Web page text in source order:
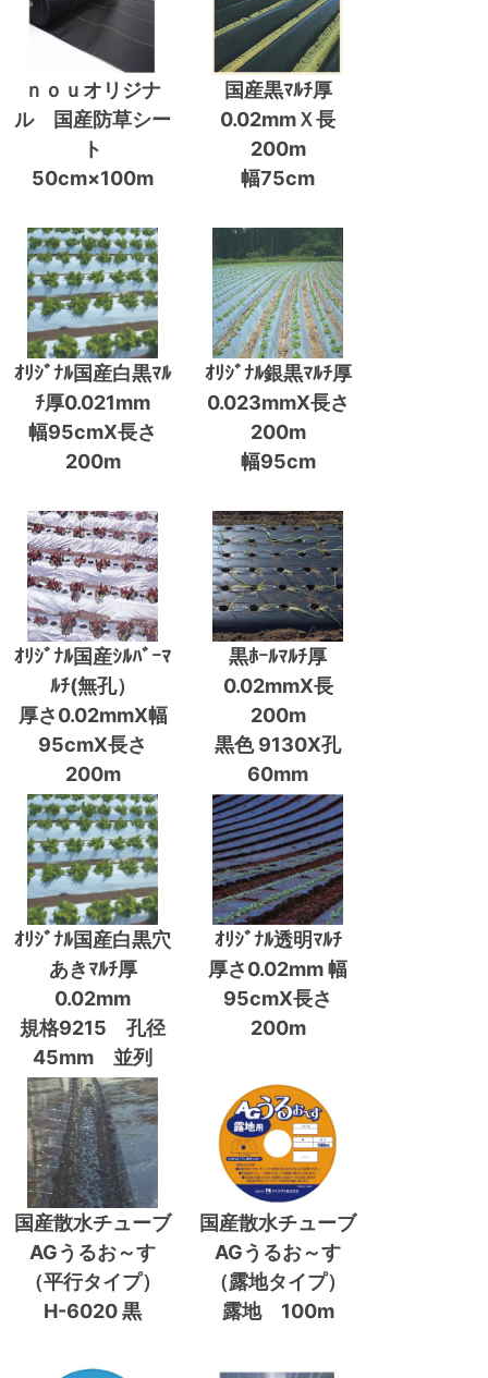
ｎｏｕオリジナ
ル 国産防草シー
ト
50cm×100m
国産黒ﾏﾙﾁ厚
0.02mmＸ長
200m
幅75cm
ｵﾘｼﾞﾅﾙ国産白黒ﾏﾙ
ﾁ厚0.021mm
幅95cmX長さ
200m
ｵﾘｼﾞﾅﾙ銀黒ﾏﾙﾁ厚
0.023mmX長さ
200m
幅95cm
ｵﾘｼﾞﾅﾙ国産ｼﾙﾊﾞｰﾏ
ﾙﾁ(無孔）
厚さ0.02mmX幅
95cmX長さ
200m
黒ﾎｰﾙﾏﾙﾁ厚
0.02mmX長
200m
黒色 9130X孔
60mm
ｵﾘｼﾞﾅﾙ国産白黒穴
あきﾏﾙﾁ厚
0.02mm
規格9215 孔径
45mm 並列
ｵﾘｼﾞﾅﾙ透明ﾏﾙﾁ
厚さ0.02mm 幅
95cmX長さ
200m
国産散水チューブ
AGうるお～す
（平行タイプ）
H-6020 黒
国産散水チューブ
AGうるお～す
（露地タイプ）
露地 100m